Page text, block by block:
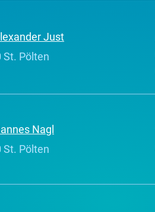
Just
St. Pölten
Nagl
St. Pölten